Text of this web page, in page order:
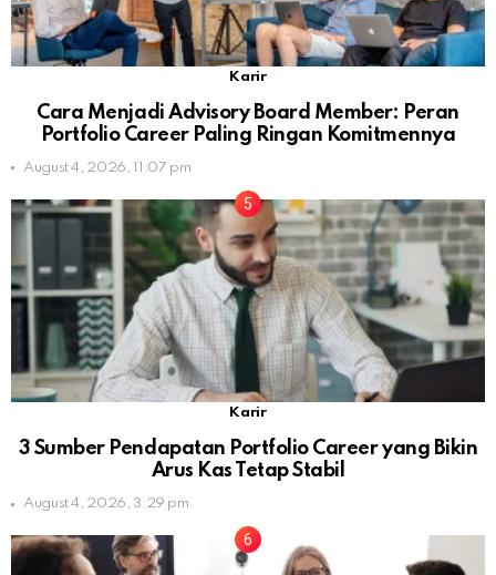
Karir
Cara Menjadi Advisory Board Member: Peran
Portfolio Career Paling Ringan Komitmennya
August 4, 2026, 11:07 pm
Karir
3 Sumber Pendapatan Portfolio Career yang Bikin
Arus Kas Tetap Stabil
August 4, 2026, 3:29 pm